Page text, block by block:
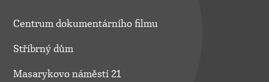
Centrum dokumentárního filmu
Stříbrný dům
Masarykovo náměstí 21